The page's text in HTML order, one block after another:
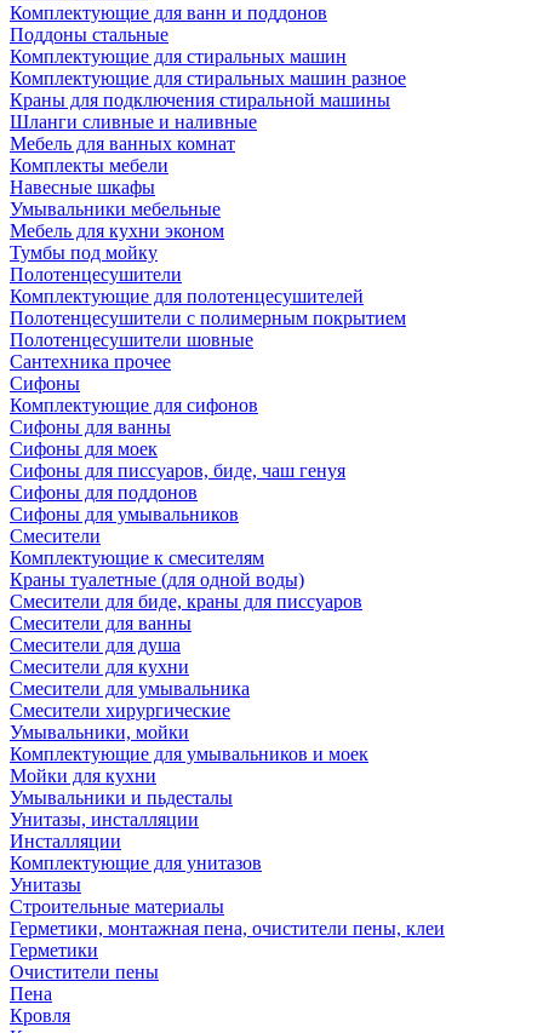
Комплектующие для ванн и поддонов
Поддоны стальные
Комплектующие для стиральных машин
Комплектующие для стиральных машин разное
Краны для подключения стиральной машины
Шланги сливные и наливные
Мебель для ванных комнат
Комплекты мебели
Навесные шкафы
Умывальники мебельные
Мебель для кухни эконом
Тумбы под мойку
Полотенцесушители
Комплектующие для полотенцесушителей
Полотенцесушители с полимерным покрытием
Полотенцесушители шовные
Сантехника прочее
Сифоны
Комплектующие для сифонов
Сифоны для ванны
Сифоны для моек
Сифоны для писсуаров, биде, чаш генуя
Сифоны для поддонов
Сифоны для умывальников
Смесители
Комплектующие к смесителям
Краны туалетные (для одной воды)
Смесители для биде, краны для писсуаров
Смесители для ванны
Смесители для душа
Смесители для кухни
Смесители для умывальника
Смесители хирургические
Умывальники, мойки
Комплектующие для умывальников и моек
Мойки для кухни
Умывальники и пьдесталы
Унитазы, инсталляции
Инсталляции
Комплектующие для унитазов
Унитазы
Строительные материалы
Герметики, монтажная пена, очистители пены, клеи
Герметики
Очистители пены
Пена
Кровля